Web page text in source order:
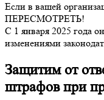
Если в вашей
ПЕРЕСМОТРЕТЬ!
С 1 января 2025 года
изменениями
Защитим от
штрафов при